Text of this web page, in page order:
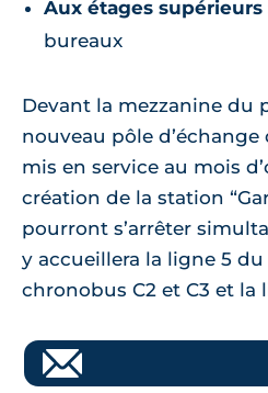
Aux étages supérieurs
bureaux
Devant la mezzanine du
nouveau pôle d’échange
mis en service au mois
création de la station
pourront s’arrêter
y accueillera la ligne 5 du
chronobus C2 et C3 et la